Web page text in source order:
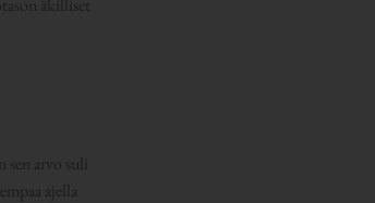
äkilliset
arvo suli
ajella